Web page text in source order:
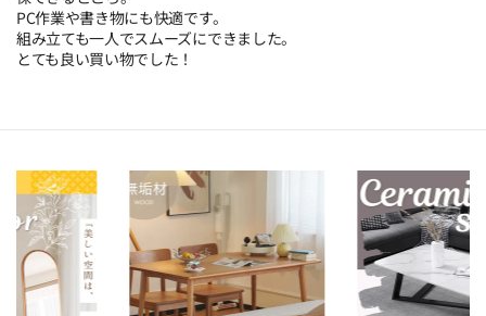
PC作業や書き物にも快適です。
組み立ても一人でスムーズにできました。
とても良い買い物でした！